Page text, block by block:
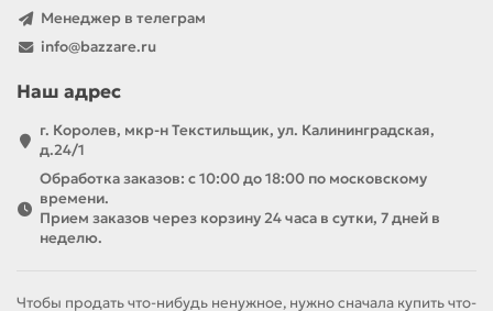
Менеджер в телеграм
info@bazzare.ru
Наш адрес
г. Королев, мкр-н Текстильщик, ул. Калининградская,
д.24/1
Обработка заказов: с 10:00 до 18:00 по московскому
времени.
Прием заказов через корзину 24 часа в сутки, 7 дней в
неделю.
Чтобы продать что-нибудь ненужное, нужно сначала купить что-